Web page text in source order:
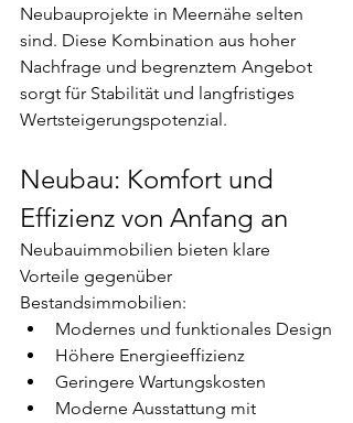
Neubauprojekte in Meernähe selten
sind. Diese Kombination aus hoher
Nachfrage und begrenztem Angebot
sorgt für Stabilität und langfristiges
Wertsteigerungspotenzial.
Neubau: Komfort und
Effizienz von Anfang an
Neubauimmobilien bieten klare
Vorteile gegenüber
Bestandsimmobilien:
Modernes und funktionales Design
Höhere Energieeffizienz
Geringere Wartungskosten
Moderne Ausstattung mit